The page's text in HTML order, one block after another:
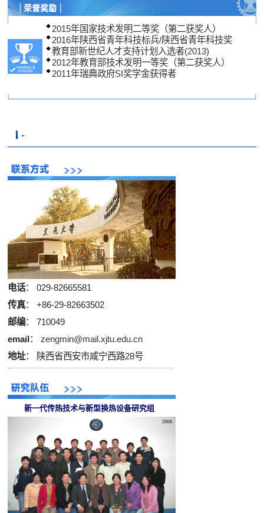
2015年国家技术发明二等奖（第二获奖人）
2016年陕西省青年科技标兵/陕西省青年科技奖
教育部新世纪人才支持计划入选者(2013)
2012年教育部技术发明一等奖（第二获奖人）
2011年瑞典政府SI
-
电话： 029-82665581
传真： +86-29-82663502
邮编： 710049
email：zengmin@mail.xjtu.edu.cn
地址： 陕西省西安市咸宁西路28号
新一代传热技术与新型换热设备研究组